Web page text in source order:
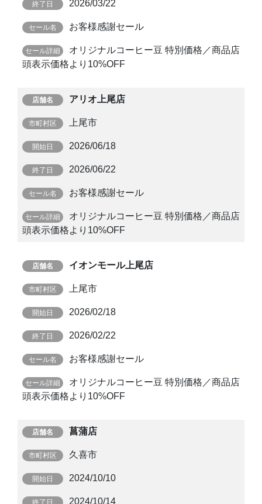
2026/03/22
お客様感謝セール
オリジナルコーヒー豆 特別価格／商品店
頭表示価格より10%OFF
アリオ上尾店
上尾市
2026/06/18
2026/06/22
お客様感謝セール
オリジナルコーヒー豆 特別価格／商品店
頭表示価格より10%OFF
イオンモール上尾店
上尾市
2026/02/18
2026/02/22
お客様感謝セール
オリジナルコーヒー豆 特別価格／商品店
頭表示価格より10%OFF
菖蒲店
久喜市
2024/10/10
2024/10/14